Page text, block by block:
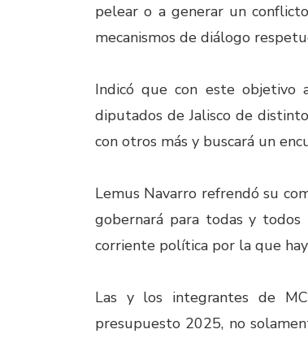
pelear o a generar un
mecanismos de diálogo
Indicó que con este objetivo
diputados de Jalisco de
con otros más y buscará un
Lemus Navarro refrendó su
gobernará para todas y
corriente política por la que
Las y los integrantes de
presupuesto 2025, no